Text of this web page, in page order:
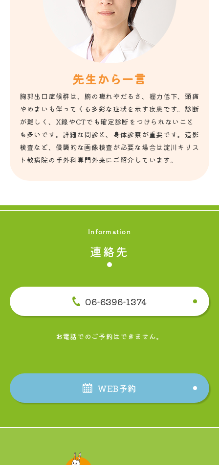
先生から一言
胸郭出口症候群は、腕の痺れやだるさ、握力低下、頭痛
やめまいも伴ってくる多彩な症状を示す疾患です。診断
が難しく、X線やCTでも確定診断をつけられないこと
も多いです。詳細な問診と、身体診察が重要です。造影
検査など、侵襲的な画像検査が必要な場合は淀川キリス
ト教病院の手外科専門外来にご紹介しています。
Information
連絡先
06-6396-1374
お電話でのご予約はできません。
WEB予約